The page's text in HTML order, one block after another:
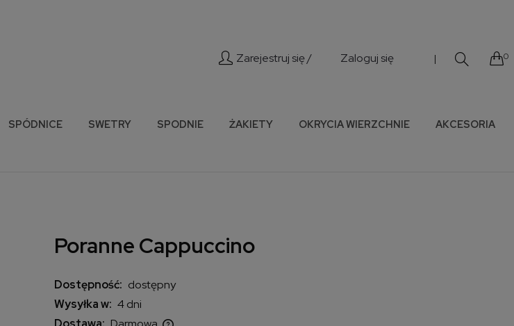
Zarejestruj się / Zaloguj się | 0
SPÓDNICE SWETRY SPODNIE ŻAKIETY OKRYCIA WIERZCHNIE
AKCESORIA
Poranne Cappuccino
Dostępność: dostępny
Wysyłka w: 4 dni